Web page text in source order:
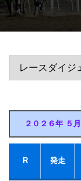
２０２６年 ５
R 発走